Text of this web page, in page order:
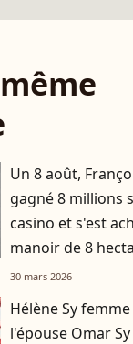
Un 8 août,
gagné 8 millions
casino et s'est
manoir de 8
gains
30 mars 2026
Hélène Sy
l'épouse Omar